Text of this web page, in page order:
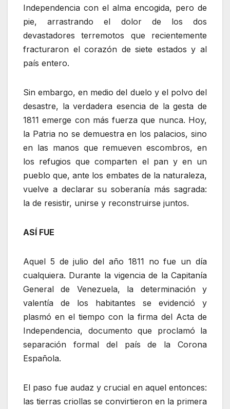
Independencia con el alma encogida, pero de
pie, arrastrando el dolor de los dos
devastadores terremotos que recientemente
fracturaron el corazón de siete estados y al
país entero.
Sin embargo, en medio del duelo y el polvo del
desastre, la verdadera esencia de la gesta de
1811 emerge con más fuerza que nunca. Hoy,
la Patria no se demuestra en los palacios, sino
en las manos que remueven escombros, en
los refugios que comparten el pan y en un
pueblo que, ante los embates de la naturaleza,
vuelve a declarar su soberanía más sagrada:
la de resistir, unirse y reconstruirse juntos.
ASÍ FUE
Aquel 5 de julio del año 1811 no fue un día
cualquiera. Durante la vigencia de la Capitanía
General de Venezuela, la determinación y
valentía de los habitantes se evidenció y
plasmó en el tiempo con la firma del Acta de
Independencia, documento que proclamó la
separación formal del país de la Corona
Española.
El paso fue audaz y crucial en aquel entonces:
las tierras criollas se convirtieron en la primera